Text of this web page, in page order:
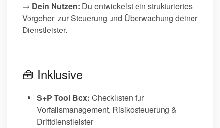
→ Dein Nutzen: Du entwickelst ein strukturiertes
Vorgehen zur Steuerung und Überwachung deiner
Dienstleister.
🧰 Inklusive
S+P Tool Box: Checklisten für
Vorfallsmanagement, Risikosteuerung &
Drittdienstleister